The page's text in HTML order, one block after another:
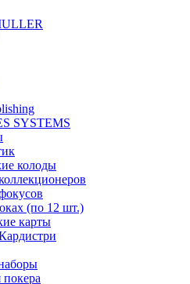
SYSTEMS
колоды
(по 12 шт.)
карты